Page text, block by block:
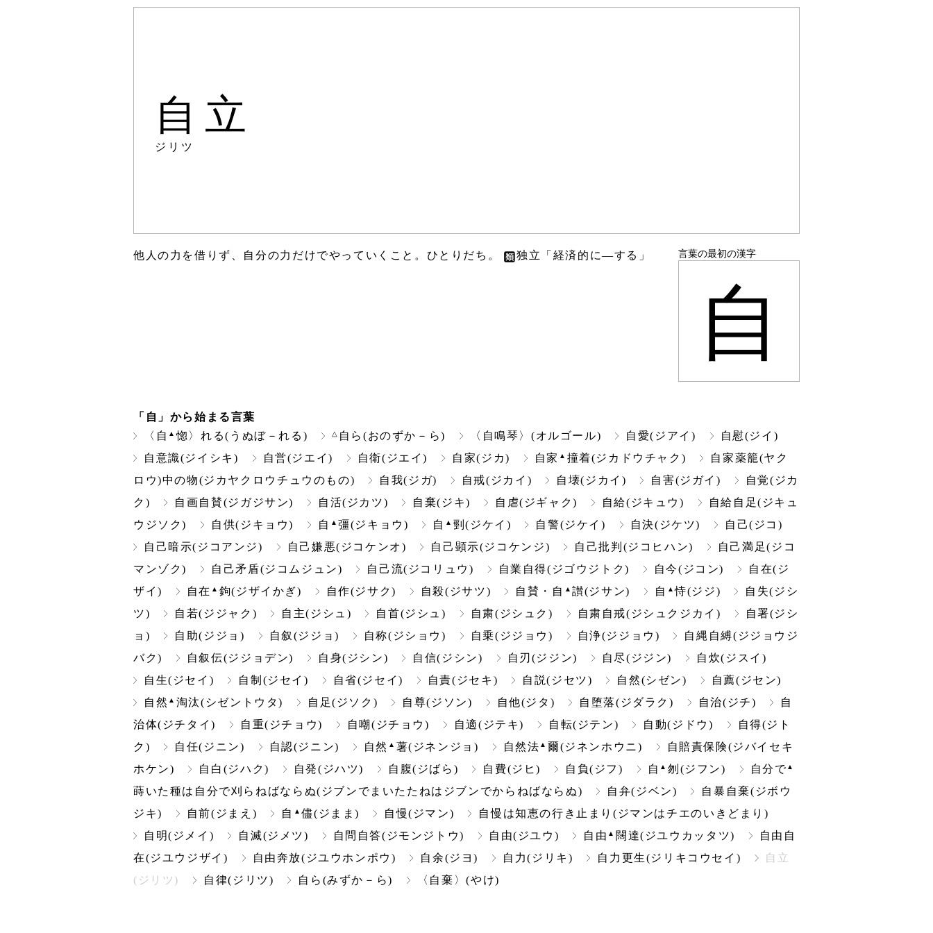
自立
ジリツ
他人の力を借りず、自分の力だけでやっていくこと。ひとりだち。 独立「経済的に―する」 言葉の最初の漢字
自
「自」から始まる言葉
〈自 ▲惚〉れる(うぬぼ－れる) △ 自ら(おのずか－ら) 〈自鳴琴〉(オルゴール) 自愛(ジアイ)
自慰(ジイ)
自意識(ジイシキ)
自営(ジエイ) 自衛(ジエイ) 自家(ジカ) 自家 ▲ 撞着(ジカドウチャク)
自家薬籠(ヤク
ロウ)中の物(ジカヤクロウチュウのもの)
自我(ジガ) 自戒(ジカイ) 自壊(ジカイ) 自害(ジガイ)
自覚(ジカ
ク)
自画自賛(ジガジサン) 自活(ジカツ) 自棄(ジキ) 自虐(ジギャク) 自給(ジキュウ)
自給自足(ジキュ
ウジソク)
自供(ジキョウ) 自 ▲彊(ジキョウ) 自 ▲ 剄(ジケイ) 自警(ジケイ) 自決(ジケツ)
自己(ジコ)
自己暗示(ジコアンジ)
自己嫌悪(ジコケンオ) 自己顕示(ジコケンジ) 自己批判(ジコヒハン)
自己満足(ジコ
マンゾク)
自己矛盾(ジコムジュン) 自己流(ジコリュウ) 自業自得(ジゴウジトク) 自今(ジコン)
自在(ジ
ザイ)
自在 ▲ 鉤(ジザイかぎ) 自作(ジサク) 自殺(ジサツ) 自賛・自 ▲讃(ジサン) 自 ▲恃(ジジ)
自失(ジシ
ツ)
自若(ジジャク) 自主(ジシュ) 自首(ジシュ) 自粛(ジシュク) 自粛自戒(ジシュクジカイ)
自署(ジシ
ョ)
自助(ジジョ) 自叙(ジジョ) 自称(ジショウ) 自乗(ジジョウ) 自浄(ジジョウ)
自縄自縛(ジジョウジ
バク)
自叙伝(ジジョデン) 自身(ジシン) 自信(ジシン) 自刃(ジジン) 自尽(ジジン)
自炊(ジスイ)
自生(ジセイ)
自制(ジセイ) 自省(ジセイ) 自責(ジセキ) 自説(ジセツ) 自然(シゼン)
自薦(ジセン)
自然 ▲ 淘汰(シゼントウタ) 自足(ジソク) 自尊(ジソン) 自他(ジタ) 自堕落(ジダラク) 自治(ジチ)
自
治体(ジチタイ)
自重(ジチョウ) 自嘲(ジチョウ) 自適(ジテキ) 自転(ジテン) 自動(ジドウ)
自得(ジト
ク)
自任(ジニン) 自認(ジニン) 自然 ▲ 薯(ジネンジョ) 自然法 ▲爾(ジネンホウニ)
自賠責保険(ジバイセキ
ホケン)
自白(ジハク) 自発(ジハツ) 自腹(ジばら) 自費(ジヒ) 自負(ジフ) 自 ▲ 刎(ジフン) 自分で▲
蒔いた種は自分で刈らねばならぬ(ジブンでまいたたねはジブンでからねばならぬ) 自弁(ジベン)
自暴自棄(ジボウ
ジキ)
自前(ジまえ) 自 ▲儘(ジまま) 自慢(ジマン)
自慢は知恵の行き止まり(ジマンはチエのいきどまり)
自明(ジメイ)
自滅(ジメツ) 自問自答(ジモンジトウ) 自由(ジユウ) 自由 ▲闊達(ジユウカッタツ)
自由自
在(ジユウジザイ)
自由奔放(ジユウホンポウ) 自余(ジヨ) 自力(ジリキ) 自力更生(ジリキコウセイ)
自立
(ジリツ)
自律(ジリツ) 自ら(みずか－ら) 〈自棄〉(やけ)